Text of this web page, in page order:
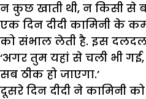
न कुछ खाती थी, न किसी से
एक दिन दीदी कामिनी के
को संभाल लेती है. इस दलदल
‘अगर तुम यहां से चली भी
सब ठीक हो जाएगा.’
दूसरे दिन दीदी ने कामिनी